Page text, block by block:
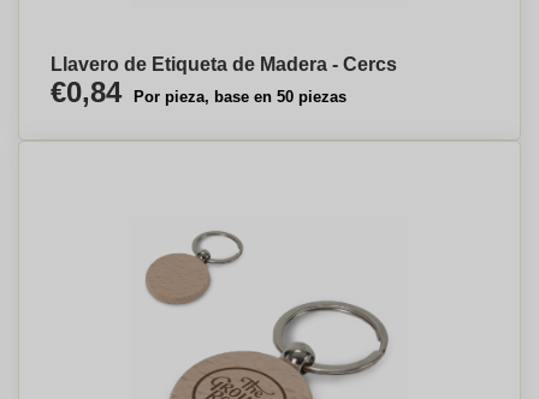
Llavero de Etiqueta de Madera - Cercs
€0,84 Por pieza, base en 50 piezas